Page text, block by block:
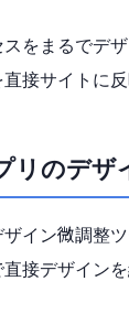
をまるでデ
接サイトに
リのデザ
イン微調整
接デザイン